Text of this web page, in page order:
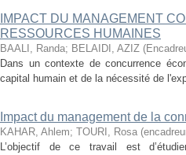
IMPACT DU MANAGEMENT
RESSOURCES HUMAINES
BAALI, Randa; BELAIDI, AZIZ
Dans un contexte de concurrence
capital humain et de la nécessité de
Impact du management de la
KAHAR, Ahlem; TOURI, Rosa
L’objectif de ce travail est